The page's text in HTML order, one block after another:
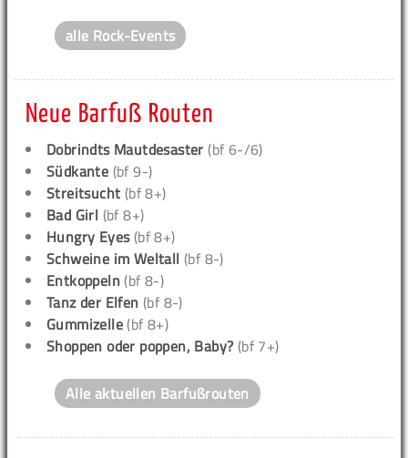
alle Rock-Events
Neue Barfuß Routen
Dobrindts Mautdesaster (bf 6-/6)
Südkante (bf 9-)
Streitsucht (bf 8+)
Bad Girl (bf 8+)
Hungry Eyes(bf 8+)
Schweine im Weltall (bf 8-)
Entkoppeln (bf 8-)
Tanz der Elfen (bf 8-)
Gummizelle (bf 8+)
Shoppen oder poppen, Baby? (bf 7+)
Alle aktuellen Barfußrouten